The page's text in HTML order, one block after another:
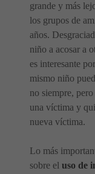
grande y más
los grupos de
años.
niño a acosar a
es interesante
mismo niño
no siempre,
una víctima y
nueva víctima.
Lo más
sobre el uso de